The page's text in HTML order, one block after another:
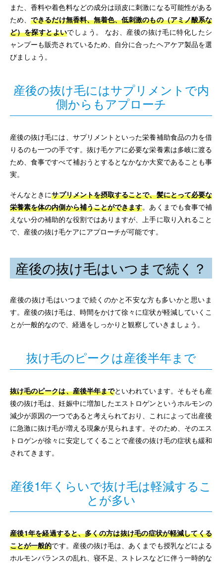
また、香料や着色料などの成分は頭皮に刺激になる可能性がある
ため、できるだけ無香料、無着色、低刺激のもの（アミノ酸系な
ど）を探すとよいでしょう。 なお、産後の抜け毛に特化したシ
ャンプーも販売されているため、自分に合ったヘアケア製品を選
びましょう。
産後の抜け毛にはサプリメントで内
側からもアプローチ
産後の抜け毛には、サプリメントといった栄養補助食品の力を借
りるのも一つの手です。抜け毛ケアに必要な栄養素は多岐に渡る
ため、食事ですべて補おうとするとなかなか大変であることも事
実。
そんなときにサプリメントを摂取することで、髪にとって必要な
栄養素を体の内側から補うことができます。あくまでも食事で補
えない分の補助的な役割ではありますが、上手に取り入れること
で、産後の抜け毛ケアにアプローチが可能です。
産後の抜け毛はいつまで続く？
産後の抜け毛はいつまで続くのかと不安な方も多いかと思いま
す。産後の抜け毛は、時間をかけて徐々に症状が軽減していくこ
とが一般的なので、経過をしっかりと観察していきましょう。
抜け毛のピークは産後半年まで
抜け毛のピークは、産後半年までといわれています。そもそも産
後の抜け毛は、妊娠中に増加したエストロゲンというホルモンの
減少が原因の一つであると考えられており、これによって出産後
に急激に抜け毛が増える現象が見られます。そのため、そのエス
トロゲンが徐々に安定してくることで産後の抜け毛の症状も緩和
されてきます。
産後1年くらいで抜け毛は軽減するこ
とが多い
産後1年を経過すると、多くの方は抜け毛の症状が軽減してくる
ことが一般的です。産後の抜け毛は、あくまでも授乳などによる
ホルモンバランスの乱れ、寝不足、ストレスなどに伴う一時的な